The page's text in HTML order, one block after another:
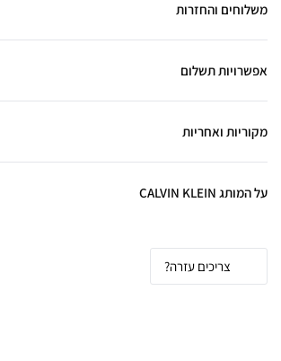
משלוחים והחזרות
אפשרויות תשלום
מקוריות ואחריות
על המותג CALVIN KLEIN
צריכים עזרה?